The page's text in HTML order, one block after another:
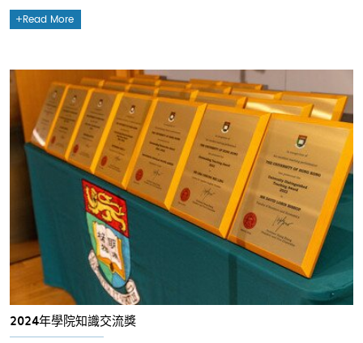
Read More
2024年學院知識交流獎